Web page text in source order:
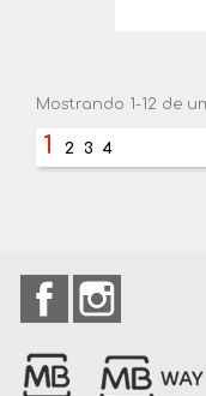
Mostrando 1-12 de
1 2 3 4
Facebook